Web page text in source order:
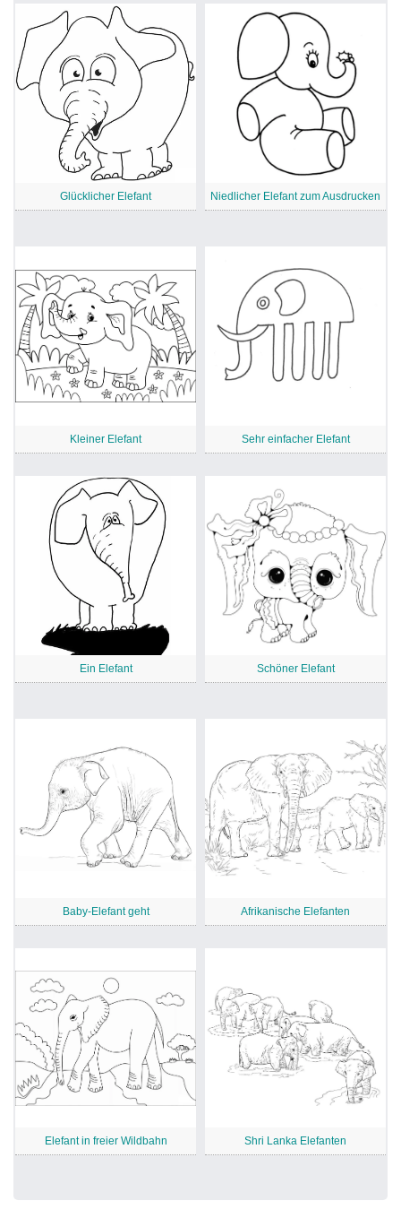
Glücklicher Elefant Niedlicher Elefant zum Ausdrucken
Kleiner Elefant Sehr einfacher Elefant
Ein Elefant Schöner Elefant
Baby-Elefant geht Afrikanische Elefanten
Elefant in freier Wildbahn Shri Lanka Elefanten